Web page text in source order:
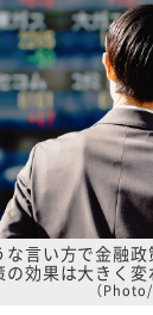
な言い方で金融
の効果は大きく変
（